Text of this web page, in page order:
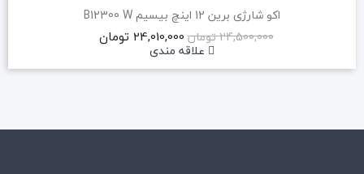
اکو شارژی برین 12 اینچ بیسیم B12300 W
24,500,000 تومان
24,010,000 تومان
علاقه مندی